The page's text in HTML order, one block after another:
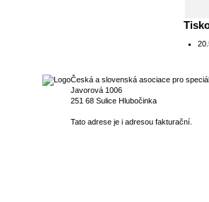
Česká a slovenská asociace pro
Javorová 1006
251 68 Sulice Hlubočinka
Tato adrese je i adresou fakturační.